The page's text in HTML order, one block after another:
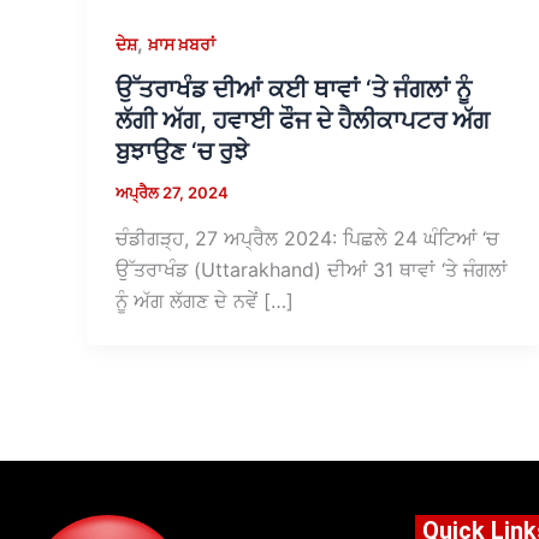
ਦੇਸ਼,ਖ਼ਾਸ ਖ਼ਬਰਾਂ
ਉੱਤਰਾਖੰਡ ਦੀਆਂ ਕਈ ਥਾਵਾਂ ‘ਤੇ ਜੰਗਲਾਂ ਨੂੰ
ਲੱਗੀ ਅੱਗ, ਹਵਾਈ ਫੌਜ ਦੇ ਹੈਲੀਕਾਪਟਰ ਅੱਗ
ਬੁਝਾਉਣ ‘ਚ ਰੁਝੇ
ਅਪ੍ਰੈਲ 27, 2024
ਚੰਡੀਗੜ੍ਹ, 27 ਅਪ੍ਰੈਲ 2024: ਪਿਛਲੇ 24 ਘੰਟਿਆਂ ‘ਚ
ਉੱਤਰਾਖੰਡ (Uttarakhand) ਦੀਆਂ 31 ਥਾਵਾਂ ‘ਤੇ ਜੰਗਲਾਂ
ਨੂੰ ਅੱਗ ਲੱਗਣ ਦੇ ਨਵੇਂ […]
Quick